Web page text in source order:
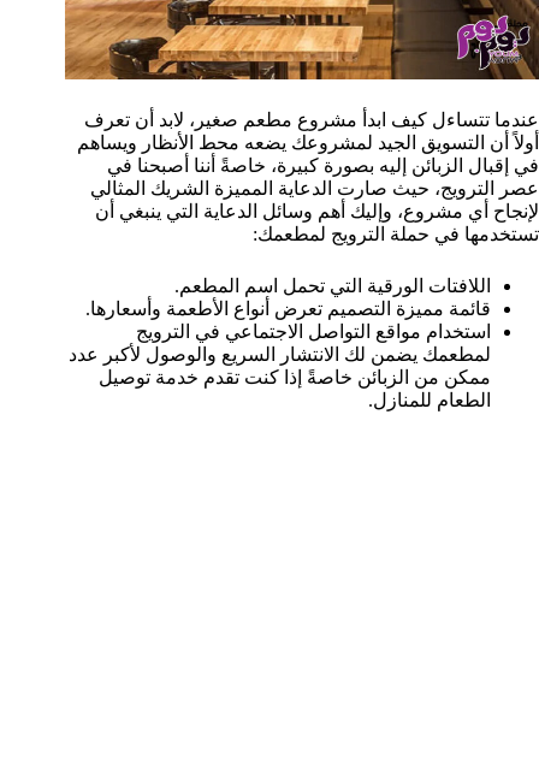
عندما تتساءل كيف ابدأ مشروع مطعم صغير، لابد أن تعرف
أولاً أن التسويق الجيد لمشروعك يضعه محط الأنظار ويساهم
في إقبال الزبائن إليه بصورة كبيرة، خاصةً أننا أصبحنا في
عصر الترويج، حيث صارت الدعاية المميزة الشريك المثالي
لإنجاح أي مشروع، وإليك أهم وسائل الدعاية التي ينبغي أن
تستخدمها في حملة الترويج لمطعمك:
اللافتات الورقية التي تحمل اسم المطعم.
قائمة مميزة التصميم تعرض أنواع الأطعمة وأسعارها.
استخدام مواقع التواصل الاجتماعي في الترويج
لمطعمك يضمن لك الانتشار السريع والوصول لأكبر عدد
ممكن من الزبائن خاصةً إذا كنت تقدم خدمة توصيل
الطعام للمنازل.